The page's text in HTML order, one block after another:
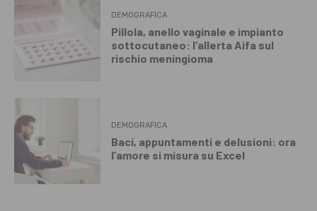
DEMOGRAFICA
Pillola, anello vaginale e impianto
sottocutaneo: l’allerta Aifa sul
rischio meningioma
DEMOGRAFICA
Baci, appuntamenti e delusioni: ora
l’amore si misura su Excel